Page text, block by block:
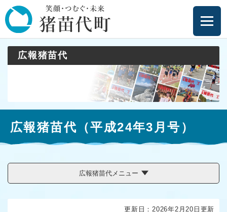
ー
ジ
の
メニューを飛ばして本文へ
広報猪苗代
広報猪苗代（平成24年3月号）
広報猪苗代メニュー
更新日：2026年2月20日更新